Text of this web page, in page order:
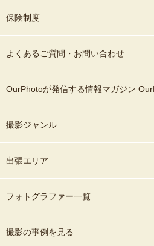
保険制度
よくあるご質問・お問い合わせ
OurPhotoが発信する情報マガジン
撮影ジャンル
出張エリア
フォトグラファー一覧
撮影の事例を見る